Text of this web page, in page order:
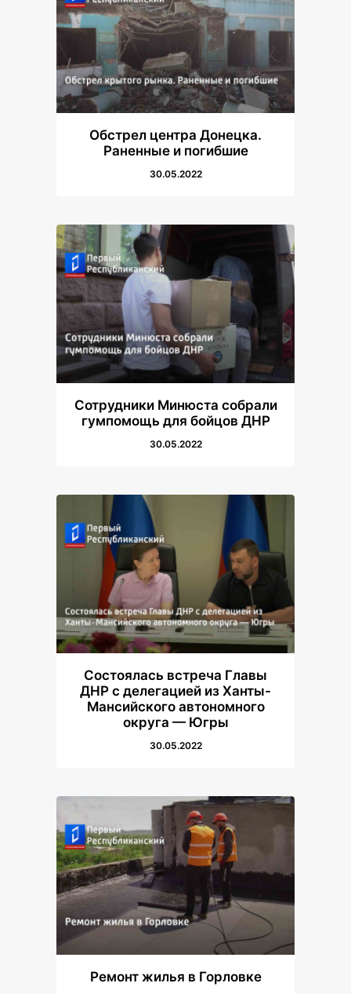
Обстрел центра Донецка.
Раненные и погибшие
30.05.2022
Сотрудники Минюста собрали
гумпомощь для бойцов ДНР
30.05.2022
Состоялась встреча Главы
ДНР с делегацией из Ханты-
Мансийского автономного
округа — Югры
30.05.2022
Ремонт жилья в Горловке